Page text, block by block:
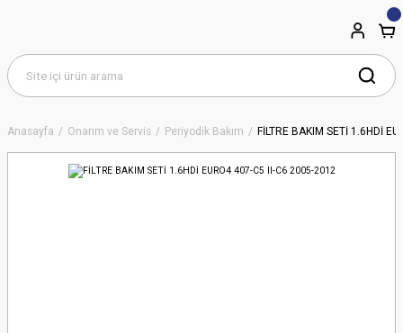
Anasayfa Onarım ve Servis Periyodik Bakım FİLTRE BAKIM SETİ 1.6HDİ